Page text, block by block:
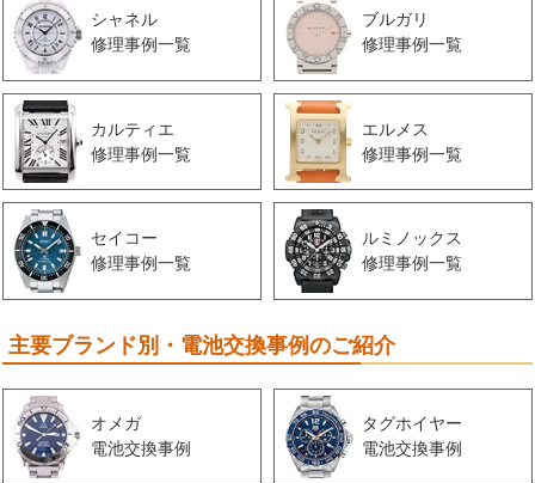
シャネル
修理事例一覧
ブルガリ
修理事例一覧
カルティエ
修理事例一覧
エルメス
修理事例一覧
セイコー
修理事例一覧
ルミノックス
修理事例一覧
主要ブランド別・電池交換事例のご紹介
オメガ
電池交換事例
タグホイヤー
電池交換事例